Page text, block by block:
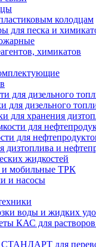
колодцам
для песка и
химикатов
для дизельного
для дизельного
для хранения
для
для
дизтоплива и
жидкостей
мобильные ТРК
и насосы
воды и жидких
КАС для
СТАНДАРТ для